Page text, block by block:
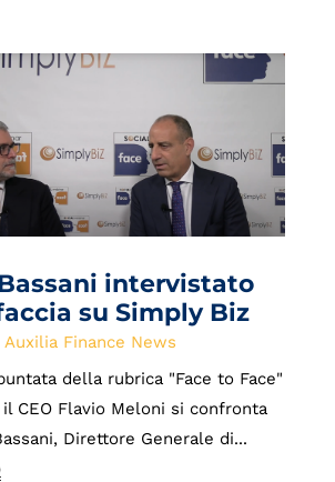
intervistato
su Simply Biz
Auxilia Finance News
della rubrica "Face to Face"
CEO Flavio Meloni si confronta
Direttore Generale di...